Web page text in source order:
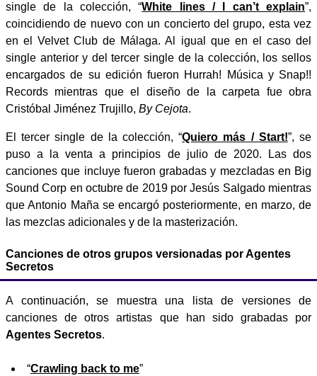
single de la colección, “White lines / I can’t explain”,
coincidiendo de nuevo con un concierto del grupo, esta vez
en el Velvet Club de Málaga. Al igual que en el caso del
single anterior y del tercer single de la colección, los sellos
encargados de su edición fueron Hurrah! Música y Snap!!
Records mientras que el diseño de la carpeta fue obra
Cristóbal Jiménez Trujillo, By Cejota.
El tercer single de la colección, “Quiero más / Start!”, se
puso a la venta a principios de julio de 2020. Las dos
canciones que incluye fueron grabadas y mezcladas en Big
Sound Corp en octubre de 2019 por Jesús Salgado mientras
que Antonio Maña se encargó posteriormente, en marzo, de
las mezclas adicionales y de la masterización.
Canciones de otros grupos versionadas por Agentes
Secretos
A continuación, se muestra una lista de versiones de
canciones de otros artistas que han sido grabadas por
Agentes Secretos.
“Crawling back to me”